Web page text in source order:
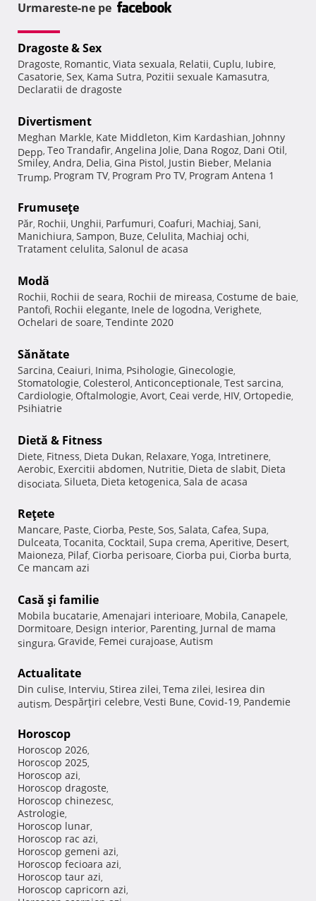
Urmareste-ne pe
Dragoste & Sex
Dragoste, Romantic, Viata sexuala, Relatii, Cuplu, Iubire,
Casatorie, Sex, Kama Sutra, Pozitii sexuale Kamasutra,
Declaratii de dragoste
Divertisment
Meghan Markle, Kate Middleton, Kim Kardashian, Johnny
Depp, Teo Trandafir, Angelina Jolie, Dana Rogoz, Dani Otil,
Smiley, Andra, Delia, Gina Pistol, Justin Bieber, Melania
Trump, Program TV, Program Pro TV, Program Antena 1
Frumuseţe
Păr, Rochii, Unghii, Parfumuri, Coafuri, Machiaj, Sani,
Manichiura, Sampon, Buze, Celulita, Machiaj ochi,
Tratament celulita, Salonul de acasa
Modă
Rochii, Rochii de seara, Rochii de mireasa, Costume de baie,
Pantofi, Rochii elegante, Inele de logodna, Verighete,
Ochelari de soare, Tendinte 2020
Sănătate
Sarcina, Ceaiuri, Inima, Psihologie, Ginecologie,
Stomatologie, Colesterol, Anticonceptionale, Test sarcina,
Cardiologie, Oftalmologie, Avort, Ceai verde, HIV, Ortopedie,
Psihiatrie
Dietă & Fitness
Diete, Fitness, Dieta Dukan, Relaxare, Yoga, Intretinere,
Aerobic, Exercitii abdomen, Nutritie, Dieta de slabit, Dieta
disociata, Silueta, Dieta ketogenica, Sala de acasa
Reţete
Mancare, Paste, Ciorba, Peste, Sos, Salata, Cafea, Supa,
Dulceata, Tocanita, Cocktail, Supa crema, Aperitive, Desert,
Maioneza, Pilaf, Ciorba perisoare, Ciorba pui, Ciorba burta,
Ce mancam azi
Casă şi familie
Mobila bucatarie, Amenajari interioare, Mobila, Canapele,
Dormitoare, Design interior, Parenting, Jurnal de mama
singura, Gravide, Femei curajoase, Autism
Actualitate
Din culise, Interviu, Stirea zilei, Tema zilei, Iesirea din
autism, Despărţiri celebre, Vesti Bune, Covid-19, Pandemie
Horoscop
Horoscop 2026,
Horoscop 2025,
Horoscop azi,
Horoscop dragoste,
Horoscop chinezesc,
Astrologie,
Horoscop lunar,
Horoscop rac azi,
Horoscop gemeni azi,
Horoscop fecioara azi,
Horoscop taur azi,
Horoscop capricorn azi,